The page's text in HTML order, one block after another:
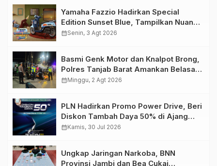
Yamaha Fazzio Hadirkan Special
Edition Sunset Blue, Tampilkan Nuansa
Retro Summer yang Semakin Skena
calendar_monthSenin, 3 Agt 2026
Basmi Genk Motor dan Knalpot Brong,
Polres Tanjab Barat Amankan Belasan
Kendaraan
calendar_monthMinggu, 2 Agt 2026
PLN Hadirkan Promo Power Drive, Beri
Diskon Tambah Daya 50% di Ajang
GIIAS 2026
calendar_monthKamis, 30 Jul 2026
Ungkap Jaringan Narkoba, BNN
Provinsi Jambi dan Bea Cukai